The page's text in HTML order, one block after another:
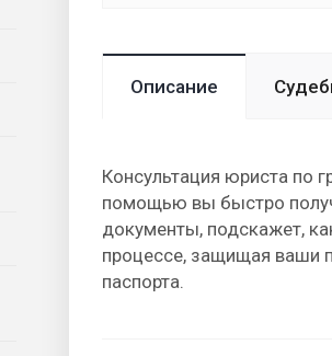
Описание
Консультация юриста по
помощью вы быстро
документы, подскажет,
процессе, защищая ваши
паспорта.